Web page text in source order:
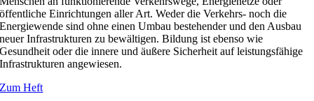
öffentliche Einrichtungen aller Art. Weder die Verkehrs- noch die
Energiewende sind ohne einen Umbau bestehender und den Ausbau
neuer Infrastrukturen zu bewältigen. Bildung ist ebenso wie
Gesundheit oder die innere und äußere Sicherheit auf leistungsfähige
Infrastrukturen angewiesen.
Zum Heft